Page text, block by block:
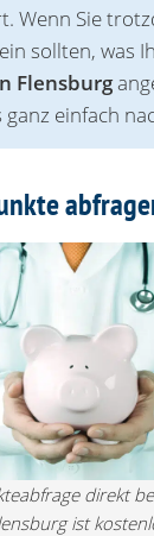
Wenn Sie
sollten, was
Flensburg
ganz einfach
direkt
ist